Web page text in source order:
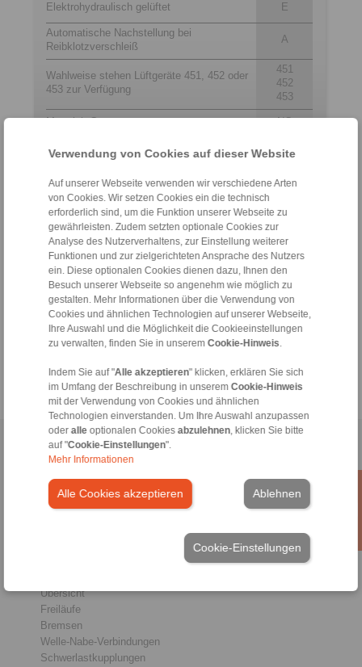
Verwendung von Cookies auf dieser Website
Auf unserer Webseite verwenden wir verschiedene Arten
von Cookies. Wir setzen Cookies ein die technisch
erforderlich sind, um die Funktion unserer Webseite zu
gewährleisten. Zudem setzten optionale Cookies zur
Analyse des Nutzerverhaltens, zur Einstellung weiterer
Funktionen und zur zielgerichteten Ansprache des Nutzers
ein. Diese optionalen Cookies dienen dazu, Ihnen den
Besuch unserer Webseite so angenehm wie möglich zu
gestalten. Mehr Informationen über die Verwendung von
Cookies und ähnlichen Technologien auf unserer Webseite,
Ihre Auswahl und die Möglichkeit die Cookieeinstellungen
zu verwalten, finden Sie in unserem Cookie-Hinweis
Indem Sie auf "Alle akzeptieren" klicken, erklären Sie sich
im Umfang der Beschreibung in unserem Cookie-Hinweis
mit der Verwendung von Cookies und ähnlichen
Technologien einverstanden. Um Ihre Auswahl anzupassen
oder alleoptionalen Cookies abzulehnen, klicken Sie bitte
auf "Cookie-Einstellungen".
Mehr Informationen
Alle Cookies akzeptieren Ablehnen
Cookie-Einstellungen
Elektrohydraulisch gelüftet E
Automatische Nachstellung bei
Reibklotzverschleiß
A
Wahlweise stehen Lüftgeräte 451, 452 oder
453 zur Verfügung
451
452
453
Material: Guss NC
Kontakt
Hotline Vertrieb:
+49 6172 275-431
sales.kb@ringspann.de
Hotline Technik:
+49 6172 275-430
tech.bnk@ringspann.de
Home|Kontaktformular|Impressum
Übersicht
Freiläufe
Bremsen
Welle-Nabe-Verbindungen
Schwerlastkupplungen